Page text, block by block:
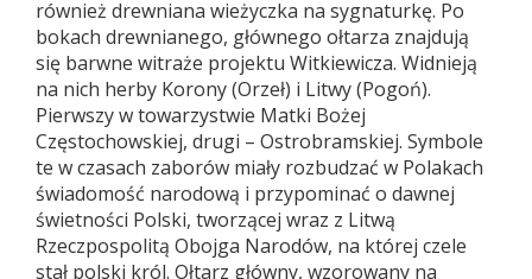
również drewniana wieżyczka na sygnaturkę. Po
bokach drewnianego, głównego ołtarza znajdują
się barwne witraże projektu Witkiewicza. Widnieją
na nich herby Korony (Orzeł) i Litwy (Pogoń).
Pierwszy w towarzystwie Matki Bożej
Częstochowskiej, drugi – Ostrobramskiej. Symbole
te w czasach zaborów miały rozbudzać w Polakach
świadomość narodową i przypominać o dawnej
świetności Polski, tworzącej wraz z Litwą
Rzeczpospolitą Obojga Narodów, na której czele
stał polski król. Ołtarz główny, wzorowany na